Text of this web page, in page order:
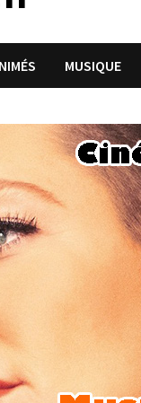
MUSIQUE